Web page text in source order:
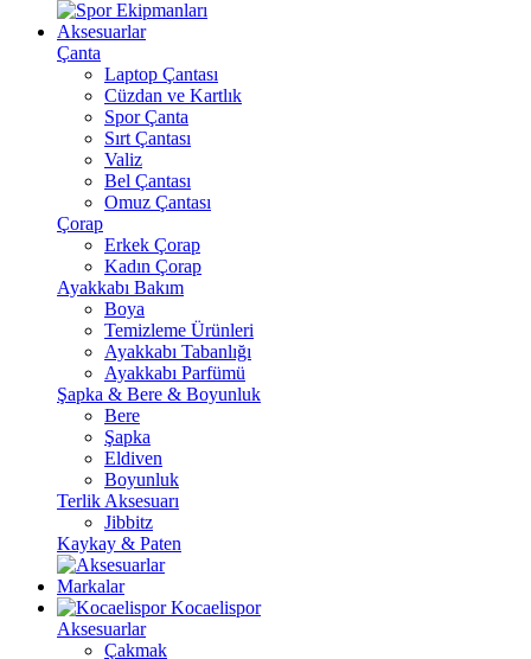
Aksesuarlar
Çanta
Laptop Çantası
Cüzdan ve Kartlık
Spor Çanta
Sırt Çantası
Valiz
Bel Çantası
Omuz Çantası
Çorap
Erkek Çorap
Kadın Çorap
Ayakkabı Bakım
Boya
Temizleme Ürünleri
Ayakkabı Tabanlığı
Ayakkabı Parfümü
Şapka & Bere & Boyunluk
Bere
Şapka
Eldiven
Boyunluk
Terlik Aksesuarı
Jibbitz
Kaykay & Paten
Markalar
Kocaelispor
Aksesuarlar
Çakmak